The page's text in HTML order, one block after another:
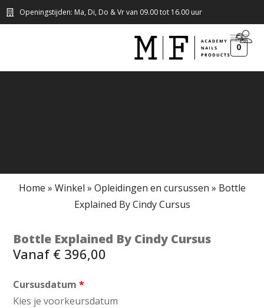
Openingstijden: Ma, Di, Do & Vr van 09.00 tot 16.00 uur
0
Home » Winkel » Opleidingen en cursussen » Bottle
Explained By Cindy Cursus
Bottle Explained By Cindy Cursus
Vanaf € 396,00
Cursusdatum
Kies je voorkeursdatum